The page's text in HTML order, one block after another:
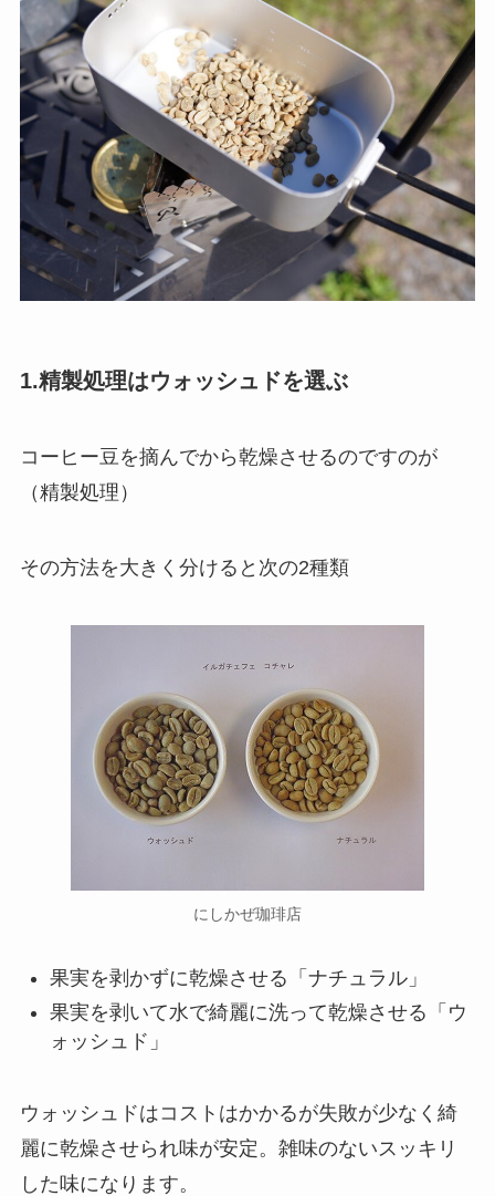
1.精製処理はウォッシュドを選ぶ
コーヒー豆を摘んでから乾燥させるのですのが
（精製処理）
その方法を大きく分けると次の2種類
にしかぜ珈琲店
果実を剥かずに乾燥させる 「ナチュラル」
果実を剥いて水で綺麗に洗って乾燥させる 「ウ
ォッシュド」
ウォッシュドはコストはかかるが失敗が少なく綺
麗に乾燥させられ味が安定。 雑味のないスッキリ
した味になります。